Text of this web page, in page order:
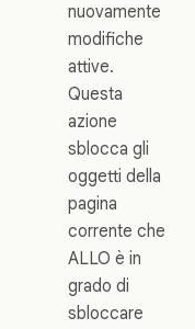
nuovamente
modifiche
attive.
Questa
azione
sblocca gli
oggetti della
pagina
corrente che
ALLO è in
grado di
sbloccare